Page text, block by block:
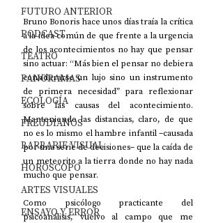
FUTURO ANTERIOR
PODCAST
TEATRO
PANORAMAS
ECOLOGÍA
FREUDIANOS
BARBARIE VISUAL
HORÓSCOPO
ARTES VISUALES
ENSAYO Y ERROR
Bruno Bonoris hace unos días traía la crítica
a la idea común de que frente a la urgencia
de los acontecimientos no hay que pensar
sino actuar: “Más bien el pensar no debiera
considerarse un lujo sino un instrumento
de primera necesidad” para reflexionar
sobre las causas del acontecimiento.
Manteniendo las distancias, claro, de que
no es lo mismo el hambre infantil –causada
por una serie de decisiones– que la caída de
un meteorito a la tierra donde no hay nada
mucho que pensar.
Como psicólogo practicante del
psicoanálisis, vuelvo al campo que me